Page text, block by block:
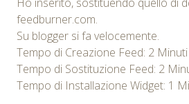
feedburner.com.
Su blogger si fa velocemente.
Tempo di Creazione Feed: 2 Minuti
Tempo di Sostituzione Feed: 2
Tempo di Installazione Widget: 1